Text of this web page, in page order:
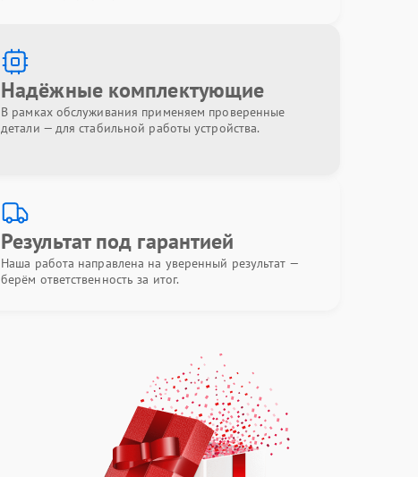
Надёжные комплектующие
В рамках обслуживания применяем проверенные
детали — для стабильной работы устройства.
Результат под гарантией
Наша работа направлена на уверенный результат —
берём ответственность за итог.